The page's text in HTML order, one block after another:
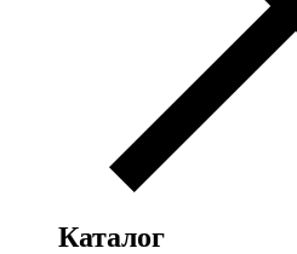
Каталог